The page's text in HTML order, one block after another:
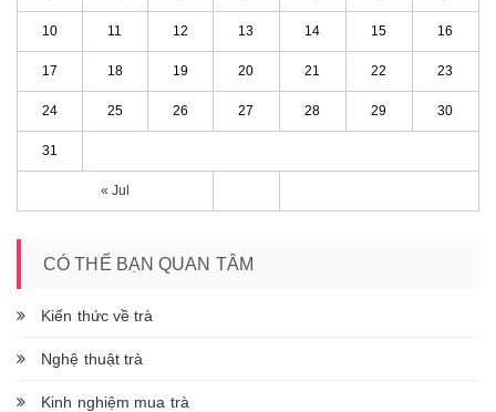
« Jul
10 11 12 13 14 15 16
17 18 19 20 21 22 23
24 25 26 27 28 29 30
31
CÓ THỂ BẠN QUAN TÂM
Kiến thức về trà
Nghệ thuật trà
Kinh nghiệm mua trà